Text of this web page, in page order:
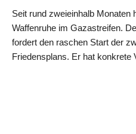
Seit rund zweieinhalb Monaten
Waffenruhe im Gazastreifen.
fordert den raschen Start der
Friedensplans. Er hat konkrete